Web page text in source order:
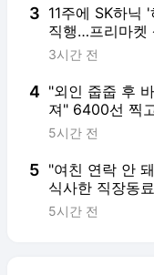
3 11주에 SK하닉
직행…프리마켓
가 주문, 한달간
3시간 전
4 "외인 줍줍 후
져" 6400선 찍
륵...'장투'의 조건
5시간 전
5 "여친 연락 안
식사한 직장동
30대 '집유'
5시간 전